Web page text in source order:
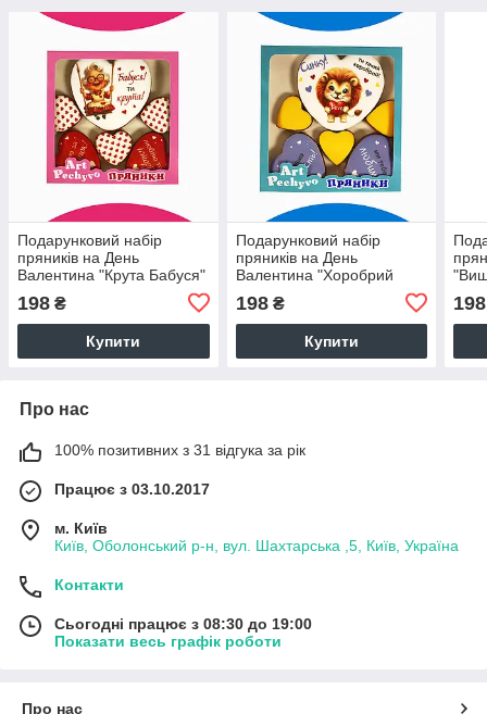
Подарунковий набір
пряників на День
Валентина "Крута Бабуся"
198 ₴
Купити
Подарунковий набір
пряників на День
Валентина "Хоробрий
198₴
Купити
198
Про нас
100% позитивних з 31 відгука за рік
Працює з 03.10.2017
м. Київ
Київ, Оболонський р-н, вул. Шахтарська ,5, Київ, Україна
Контакти
Сьогодні працює з 08:30 до 19:00
Показати весь графік роботи
Про нас